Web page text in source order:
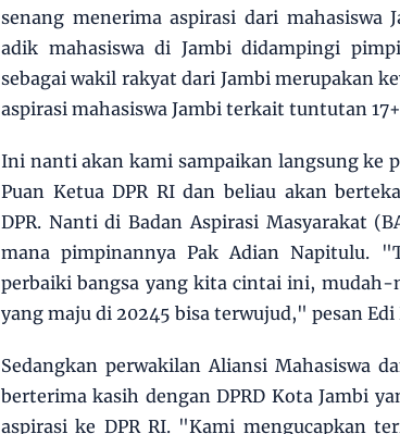
senang menerima aspirasi dari mahasiswa
adik mahasiswa di Jambi didampingi
sebagai wakil rakyat dari Jambi merupakan
aspirasi mahasiswa Jambi terkait tuntutan
Ini nanti akan kami sampaikan langsung ke
Puan Ketua DPR RI dan beliau akan
DPR. Nanti di Badan Aspirasi Masyarakat
mana pimpinannya Pak Adian Napitulu.
perbaiki bangsa yang kita cintai ini,
yang maju di 20245 bisa terwujud," pesan Edi
Sedangkan perwakilan Aliansi Mahasiswa
berterima kasih dengan DPRD Kota Jambi
aspirasi ke DPR RI. "Kami mengucapkan